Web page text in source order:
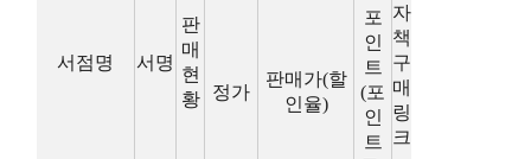
서점명 서명
판
매
현
황
자
책
구
매
링
크
정가
판매가(할
인율)
포
인
트
(포
인
트